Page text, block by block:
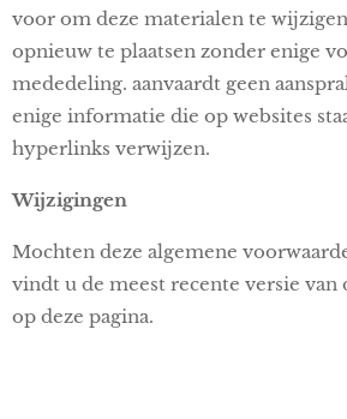
voor om deze materialen te
opnieuw te plaatsen zonder enige
mededeling. aanvaardt geen
enige informatie die op websites
hyperlinks verwijzen.
Wijzigingen
Mochten deze algemene
vindt u de meest recente versie van
op deze pagina.